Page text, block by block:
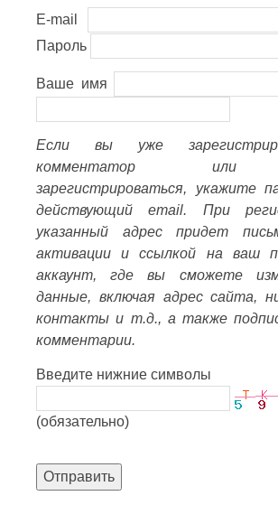
E-mail
Пароль
Ваше имя
Если вы уже
комментатор или
зарегистрироваться, укажите
действующий email. При
указанный адрес придет
активации и ссылкой на ваш
аккаунт, где вы сможете
данные, включая адрес сайта,
контакты и т.д., а также
комментарии.
Введите нижние символы
(обязательно)
Отправить